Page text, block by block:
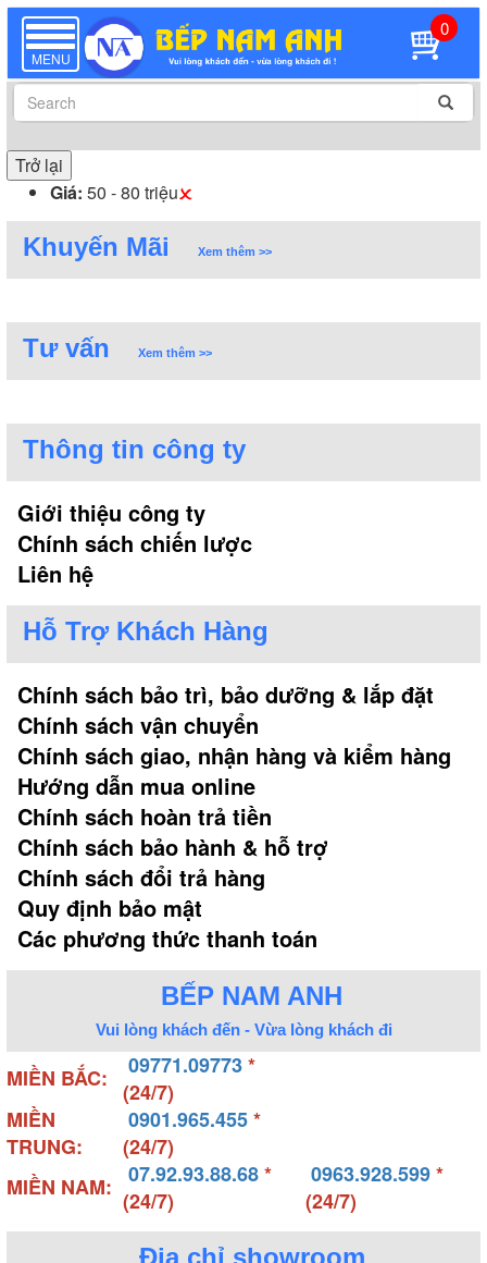
TOGGLE
NAVIGATION
MENU
0
Trở lại
Giá: 50 - 80 triệu
Khuyến Mãi Xem thêm >>
Tư vấn Xem thêm >>
Thông tin công ty
Giới thiệu công ty
Chính sách chiến lược
Liên hệ
Hỗ Trợ Khách Hàng
Chính sách bảo trì, bảo dưỡng & lắp đặt
Chính sách vận chuyển
Chính sách giao, nhận hàng và kiểm hàng
Hướng dẫn mua online
Chính sách hoàn trả tiền
Chính sách bảo hành & hỗ trợ
Chính sách đổi trả hàng
Quy định bảo mật
Các phương thức thanh toán
BẾP NAM ANH
Vui lòng khách đến - Vừa lòng khách đi
MIỀN BẮC: 09771.09773*
(24/7)
MIỀN
TRUNG:
0901.965.455*
(24/7)
MIỀN NAM:
07.92.93.88.68*
(24/7)
0963.928.599*
(24/7)
Địa chỉ showroom